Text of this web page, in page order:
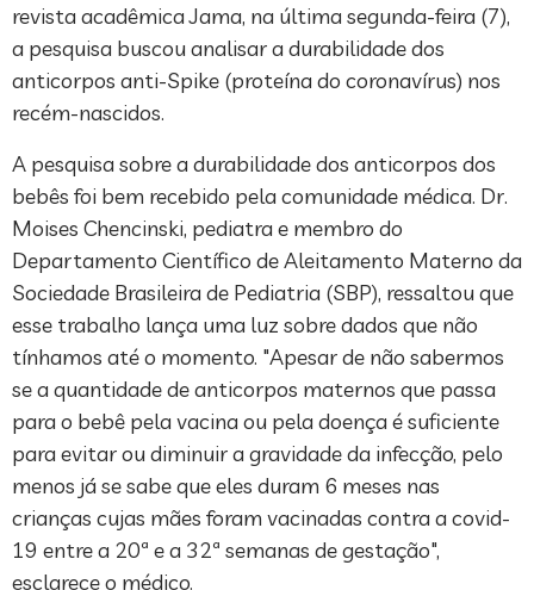
revista acadêmica Jama, na última segunda-feira (7),
a pesquisa buscou analisar a durabilidade dos
anticorpos anti-Spike (proteína do coronavírus) nos
recém-nascidos.
A pesquisa sobre a durabilidade dos anticorpos dos
bebês foi bem recebido pela comunidade médica. Dr.
Moises Chencinski, pediatra e membro do
Departamento Científico de Aleitamento Materno da
Sociedade Brasileira de Pediatria (SBP), ressaltou que
esse trabalho lança uma luz sobre dados que não
tínhamos até o momento. "Apesar de não sabermos
se a quantidade de anticorpos maternos que passa
para o bebê pela vacina ou pela doença é suficiente
para evitar ou diminuir a gravidade da infecção, pelo
menos já se sabe que eles duram 6 meses nas
crianças cujas mães foram vacinadas contra a covid-
19 entre a 20ª e a 32ª semanas de gestação",
esclarece o médico.